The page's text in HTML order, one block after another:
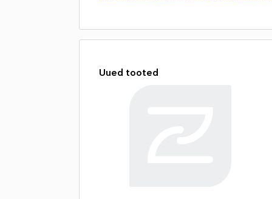
Uued tooted